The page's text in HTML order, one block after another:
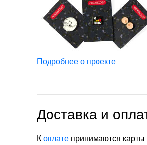
Подробнее о проекте
Доставка и
К оплате принимаются